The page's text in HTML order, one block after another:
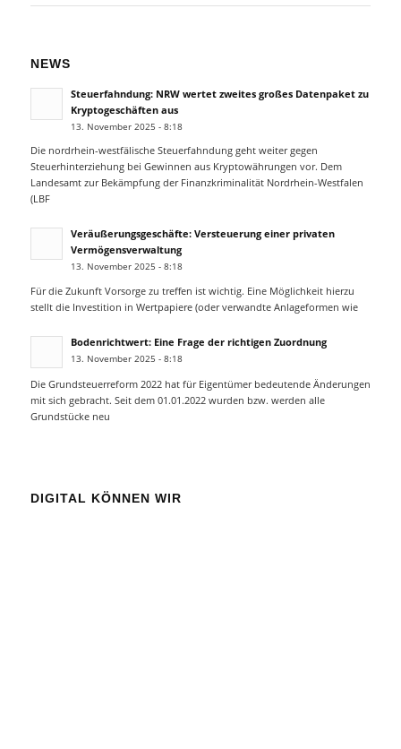
NEWS
Steuerfahndung: NRW wertet zweites großes Datenpaket zu
Kryptogeschäften aus
13. November 2025 - 8:18
Die nordrhein-westfälische Steuerfahndung geht weiter gegen
Steuerhinterziehung bei Gewinnen aus Kryptowährungen vor. Dem
Landesamt zur Bekämpfung der Finanzkriminalität Nordrhein-Westfalen
(LBF
Veräußerungsgeschäfte: Versteuerung einer privaten
Vermögensverwaltung
13. November 2025 - 8:18
Für die Zukunft Vorsorge zu treffen ist wichtig. Eine Möglichkeit hierzu
stellt die Investition in Wertpapiere (oder verwandte Anlageformen wie
Bodenrichtwert: Eine Frage der richtigen Zuordnung
13. November 2025 - 8:18
Die Grundsteuerreform 2022 hat für Eigentümer bedeutende Änderungen
mit sich gebracht. Seit dem 01.01.2022 wurden bzw. werden alle
Grundstücke neu
DIGITAL KÖNNEN WIR